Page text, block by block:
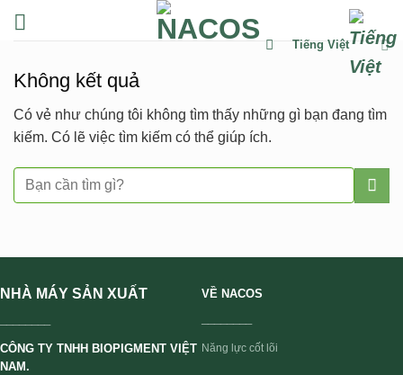
đến
dung
Tiếng Việt
Không kết quả
Có vẻ như chúng tôi không tìm thấy những gì bạn đang tìm
kiếm. Có lẽ việc tìm kiếm có thể giúp ích.
NHÀ MÁY SẢN XUẤT
CÔNG TY TNHH BIOPIGMENT VIỆT
NAM.
VỀ NACOS
Năng lực cốt lõi